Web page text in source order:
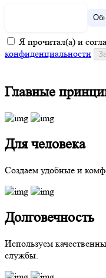
Я прочитал(а) и
конфиденциальности
Главные
Для человека
Создаем удобные и
Долговечность
Используем
службы.